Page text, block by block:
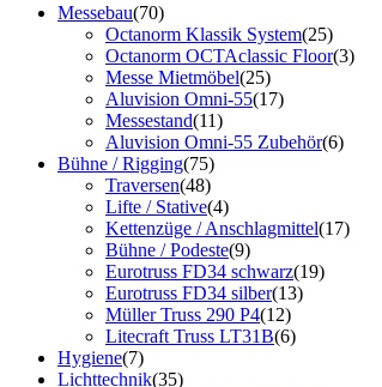
Messebau(70)
Octanorm Klassik System(25)
Octanorm OCTAclassic Floor(3)
Messe Mietmöbel(25)
Aluvision Omni-55(17)
Messestand(11)
Aluvision Omni-55 Zubehör(6)
Bühne / Rigging(75)
Traversen(48)
Lifte / Stative(4)
Kettenzüge / Anschlagmittel(17)
Bühne / Podeste(9)
Eurotruss FD34 schwarz(19)
Eurotruss FD34 silber(13)
Müller Truss 290 P4(12)
Litecraft Truss LT31B(6)
Hygiene(7)
Lichttechnik(35)